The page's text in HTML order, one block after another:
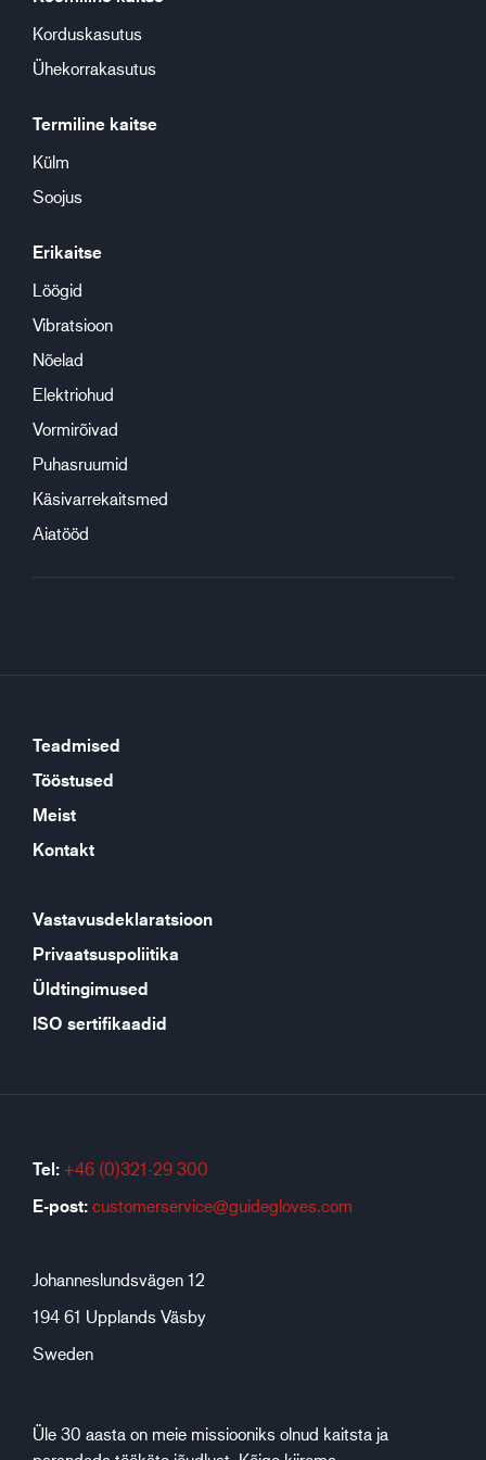
Korduskasutus
Ühekorrakasutus
Termiline kaitse
Külm
Soojus
Erikaitse
Löögid
Vibratsioon
Nõelad
Elektriohud
Vormirõivad
Puhasruumid
Käsivarrekaitsmed
Aiatööd
Teadmised
Tööstused
Meist
Kontakt
Vastavusdeklaratsioon
Privaatsuspoliitika
Üldtingimused
ISO sertifikaadid
Tel: +46 (0)321-29 300
E-post: customerservice@guidegloves.com
Johanneslundsvägen 12
194 61 Upplands Väsby
Sweden
Üle 30 aasta on meie missiooniks olnud kaitsta ja